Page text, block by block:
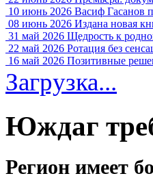
10 июнь 2026 Васиф Гасанов
08 июнь 2026 Издана новая
31 май 2026 Щедрость к
22 май 2026 Ротация без
16 май 2026 Позитивные
Загрузка...
Юждаг
Регион имеет